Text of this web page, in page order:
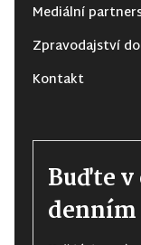
Mediální
Zpravodajství
Kontakt
Buďte v